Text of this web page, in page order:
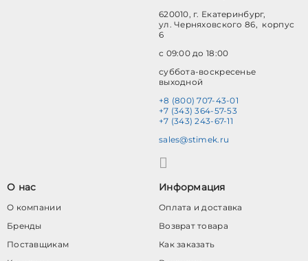
620010, г. Екатеринбург,
ул. Черняховского 86, корпус
6
с 09:00 до 18:00
суббота-воскресенье
выходной
+8 (800) 707-43-01
+7 (343) 364-57-53
+7 (343) 243-67-11
sales@stimek.ru
О нас
О компании
Бренды
Поставщикам
Информация
Оплата и доставка
Возврат товара
Как заказать